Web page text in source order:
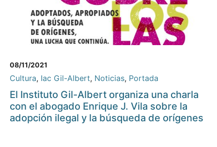
08/11/2021
Cultura, Iac Gil-Albert, Noticias, Portada
El Instituto Gil-Albert organiza una charla
con el abogado Enrique J. Vila sobre la
adopción ilegal y la búsqueda de orígenes